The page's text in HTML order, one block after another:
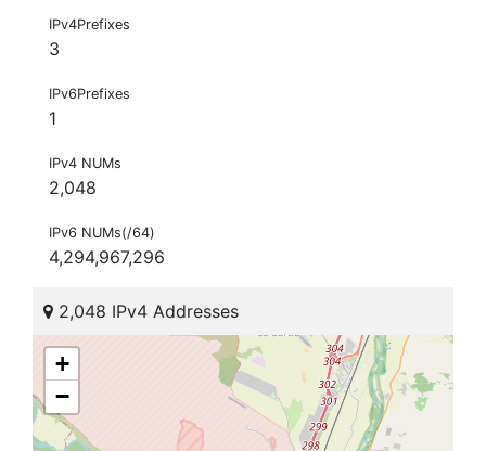
IPv4Prefixes
3
IPv6Prefixes
1
IPv4 NUMs
2,048
IPv6 NUMs(/64)
4,294,967,296
2,048 IPv4 Addresses
+
−